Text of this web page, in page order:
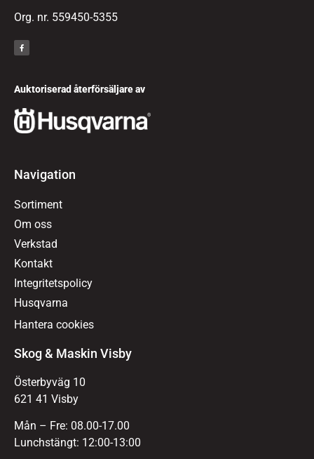
Org. nr. 559450-5355
Auktoriserad återförsäljare av
Navigation
Sortiment
Om oss
Verkstad
Kontakt
Integritetspolicy
Husqvarna
Hantera cookies
Skog & Maskin Visby
Österbyväg 10
621 41 Visby
Mån – Fre: 08.00-17.00
Lunchstängt: 12:00-13:00